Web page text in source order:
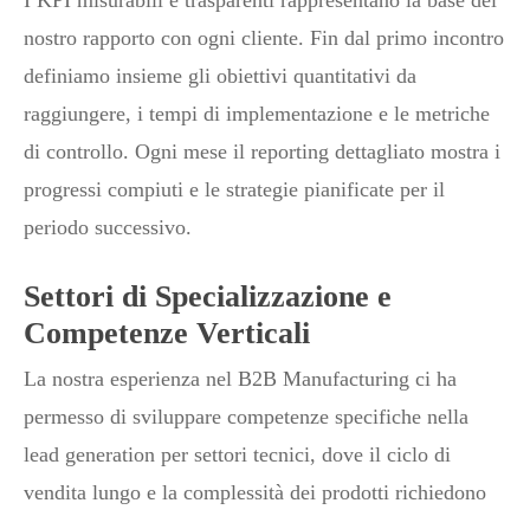
nostro rapporto con ogni cliente. Fin dal primo incontro
definiamo insieme gli obiettivi quantitativi da
raggiungere, i tempi di implementazione e le metriche
di controllo. Ogni mese il reporting dettagliato mostra i
progressi compiuti e le strategie pianificate per il
periodo successivo.
Settori di Specializzazione e
Competenze Verticali
La nostra esperienza nel B2B Manufacturing ci ha
permesso di sviluppare competenze specifiche nella
lead generation per settori tecnici, dove il ciclo di
vendita lungo e la complessità dei prodotti richiedono